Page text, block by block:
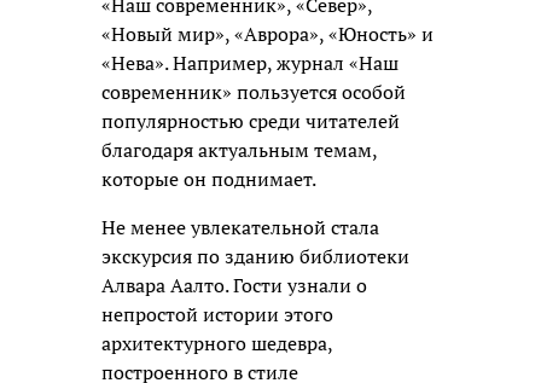
«Новый мир», «Аврора», «Юность» и
«Нева». Например, журнал «Наш
современник» пользуется особой
популярностью среди читателей
благодаря актуальным темам,
которые он поднимает.
Не менее увлекательной стала
экскурсия по зданию библиотеки
Алвара Аалто. Гости узнали о
непростой истории этого
архитектурного шедевра,
построенного в стиле